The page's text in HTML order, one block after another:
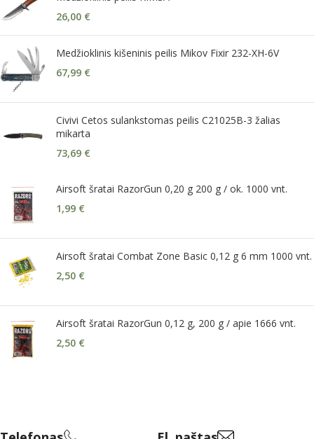
26,00 €
Medžioklinis kišeninis peilis Mikov Fixir 232-XH-6V
67,99 €
Civivi Cetos sulankstomas peilis C21025B-3 žalias
mikarta
73,69 €
Airsoft šratai RazorGun 0,20 g 200 g / ok. 1000 vnt.
1,99 €
Airsoft šratai Combat Zone Basic 0,12 g 6 mm 1000 vnt.
2,50 €
Airsoft šratai RazorGun 0,12 g, 200 g / apie 1666 vnt.
2,50 €